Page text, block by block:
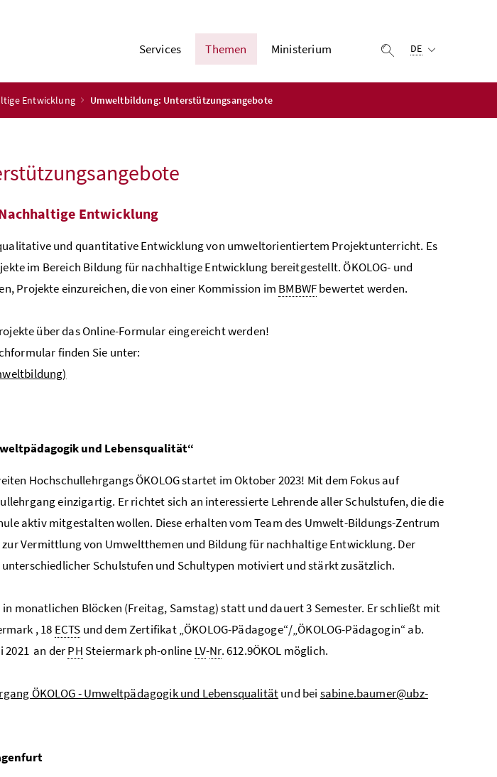
Services Themen Ministerium Suche einblenden
DE
Entwicklung Umweltbildung: Unterstützungsangebote
Entwicklung
und quantitative Entwicklung von umweltorientiertem Projektunterricht. Es
im Bereich Bildung für nachhaltige Entwicklung bereitgestellt. ÖKOLOG- und
Projekte einzureichen, die von einer Kommission im BMBWFbewertet werden.
über das Online-Formular eingereicht werden!
finden Sie unter:
und Lebensqualität“
Hochschullehrgangs ÖKOLOG startet im Oktober 2023! Mit dem Fokus auf
einzigartig. Er richtet sich an interessierte Lehrende aller Schulstufen, die die
aktiv mitgestalten wollen. Diese erhalten vom Team des Umwelt-Bildungs-Zentrum
Vermittlung von Umweltthemen und Bildung für nachhaltige Entwicklung. Der
Schulstufen und Schultypen motiviert und stärkt zusätzlich.
monatlichen Blöcken (Freitag, Samstag) statt und dauert 3 Semester. Er schließt mit
, 18 ECTS und dem Zertifikat „ÖKOLOG-Pädagoge“/„ÖKOLOG-Pädagogin“ ab.
2021 an derPH Steiermark ph-online LV-Nr. 612.9ÖKOL möglich.
ÖKOLOG - Umweltpädagogik und Lebensqualitätund bei sabine.baumer@ubz-